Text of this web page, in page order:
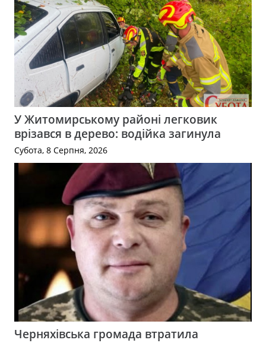
У Житомирському районі легковик
врізався в дерево: водійка загинула
Субота, 8 Серпня, 2026
Черняхівська громада втратила